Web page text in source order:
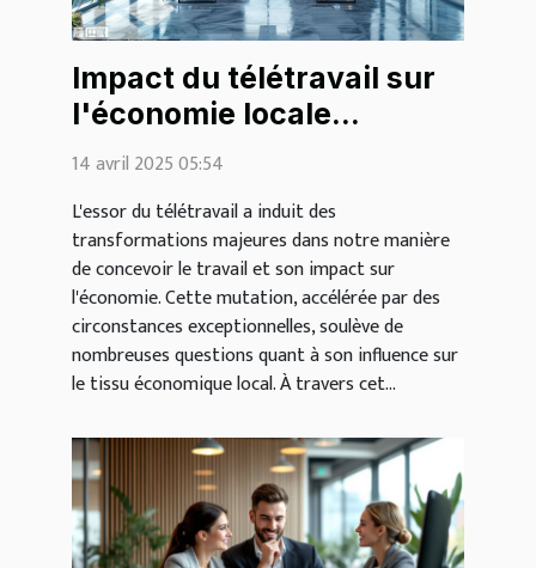
Impact du télétravail sur
l'économie locale
tendances et
14 avril 2025 05:54
L'essor du télétravail a induit des
transformations majeures dans notre manière
de concevoir le travail et son impact sur
l'économie. Cette mutation, accélérée par des
circonstances exceptionnelles, soulève de
nombreuses questions quant à son influence sur
le tissu économique local. À travers cet...